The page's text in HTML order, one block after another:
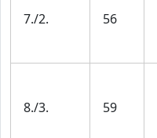
7./2. 56
8./3. 59